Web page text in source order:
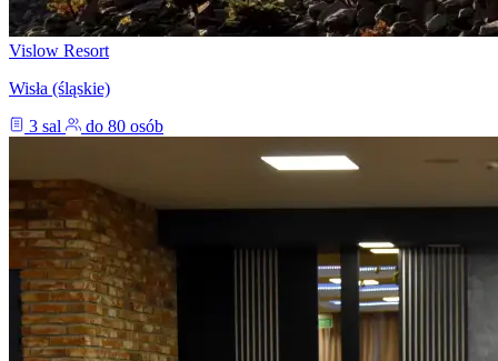
Vislow Resort
Wisła (śląskie)
3 sal
do 80 osób